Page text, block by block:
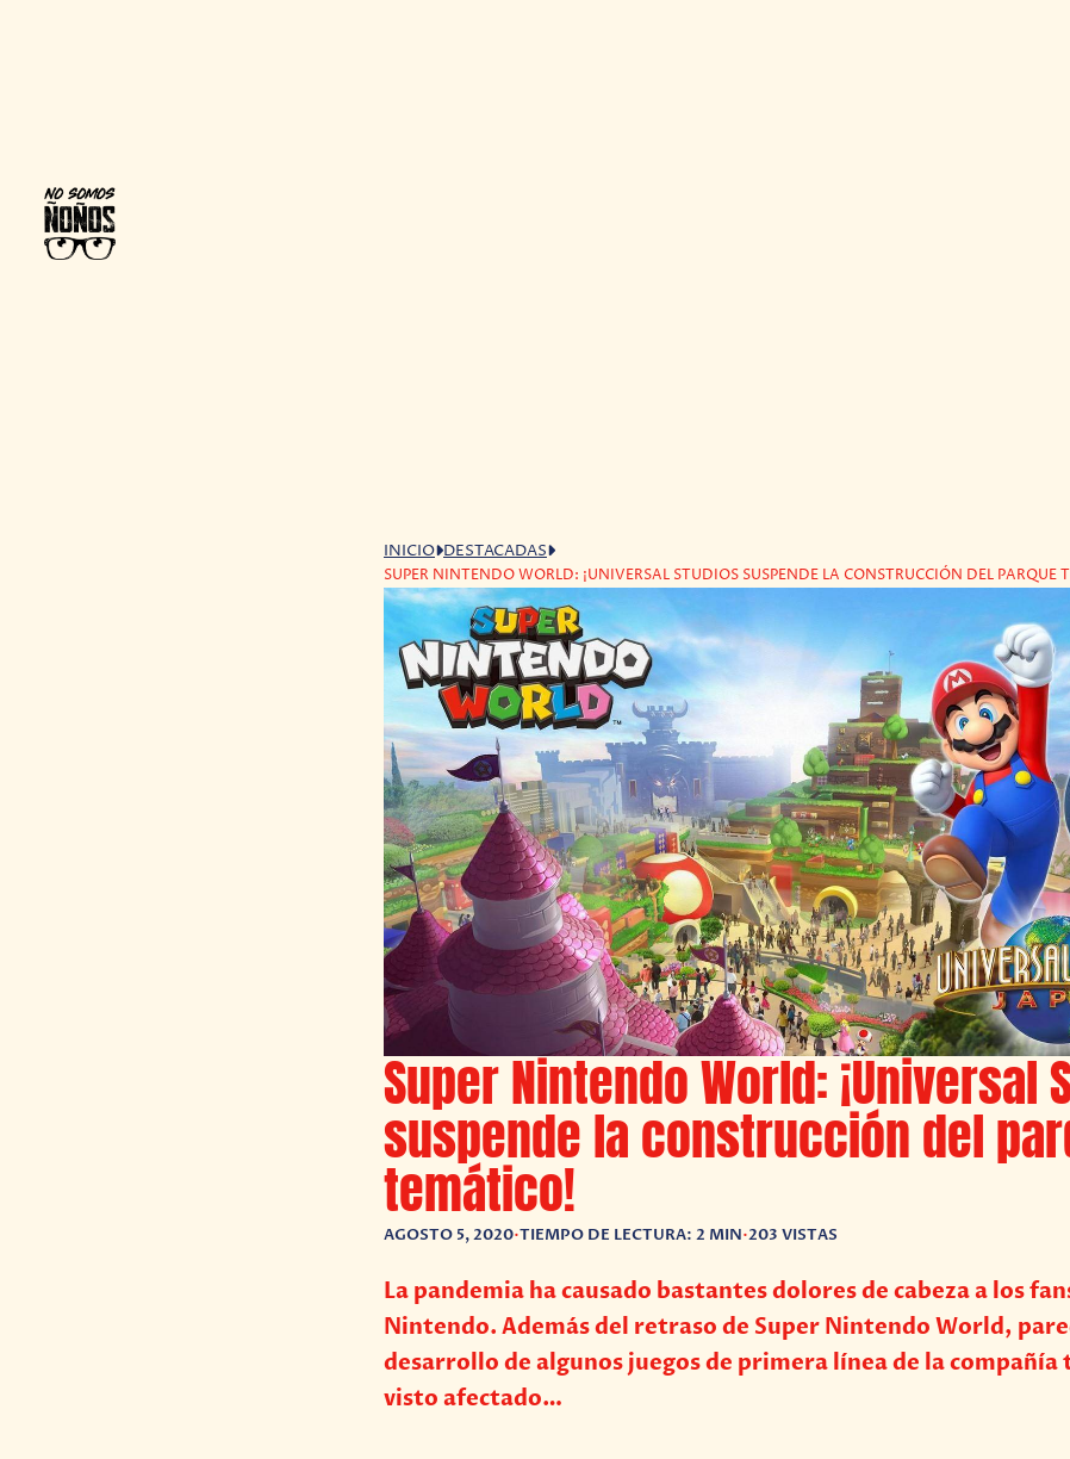
INICIO DESTACADAS
SUPER NINTENDO WORLD: ¡UNIVERSAL STUDIOS SUSPENDE LA CONSTRUCCIÓN DEL PARQUE
Super Nintendo World: ¡Universal
suspende la construcción del
temático!
AGOSTO 5, 2020•TIEMPO DE LECTURA: 2 MIN•203 VISTAS
La pandemia ha causado bastantes dolores de cabeza a los
Nintendo. Además del retraso de Super Nintendo World,
desarrollo de algunos juegos de primera línea de la compañía
visto afectado…